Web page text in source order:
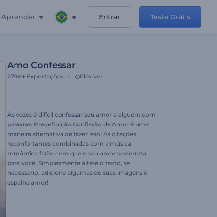
Aprender Entrar Teste Grátis
Amo Confessar
279K+ Exportações Flexível
Às vezes é difícil confessar seu amor a alguém com
palavras. Predefinição Confissão de Amor é uma
maneira alternativa de fazer isso! As citações
reconfortantes combinadas com a música
romântica farão com que o seu amor se derreta
para você. Simplesmente altere o texto, se
necessário, adicione algumas de suas imagens e
espalhe amor!